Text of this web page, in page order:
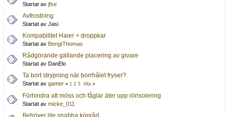
Startat av jfse
Avfrostning
Startat av Jasi
Kompabilitet Haier + droppkar
Startat av BengtThomas
Rådgörande gällande placering av givare
Startat av DanElo
Ta bort strypning när borrhålet fryser?
Startat av gamer « 1 2 3 Alla »
Förhindra att möss och fåglar äter upp rörisolering
Startat av micke_011
Behöver lite snabba köpråd.